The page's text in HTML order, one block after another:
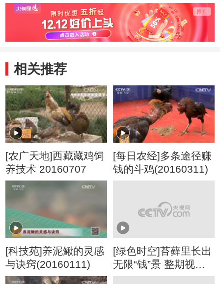
相关推荐
[农广天地]西藏藏鸡饲
养技术 20160707
[每日农经]多条途径赚
钱的斗鸡(20160311)
[科技苑]养泥鳅的灵感
与诀窍(20160111)
[绿色时空]苔藓里长出
无限“钱”景 整期视频
(20160110)